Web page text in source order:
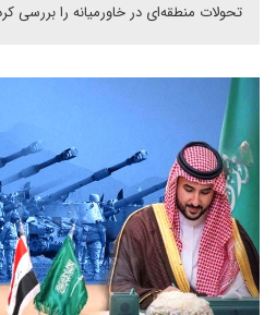
تحولات منطقه‌ای در خاورمیانه را بررسی